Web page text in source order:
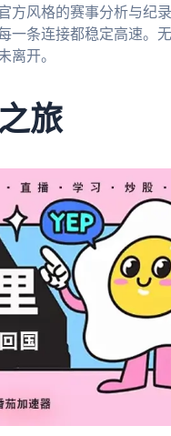
风格的赛事分析与纪
一条连接都稳定高速。
离开。
旅